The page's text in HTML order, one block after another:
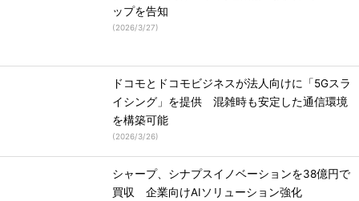
ップを告知
(2026/3/27)
ドコモとドコモビジネスが法人向けに「5Gスラ
イシング」を提供 混雑時も安定した通信環境
を構築可能
(2026/3/26)
シャープ、シナプスイノベーションを38億円で
買収 企業向けAIソリューション強化